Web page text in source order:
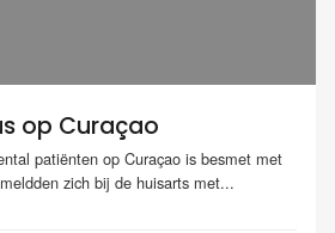
op Curaçao
patiënten op Curaçao is besmet met
zich bij de huisarts met...